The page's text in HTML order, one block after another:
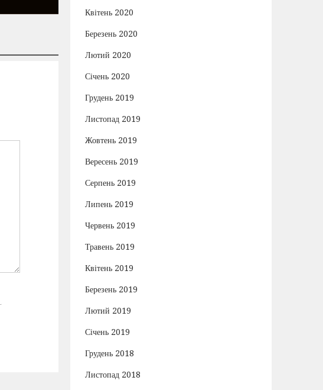
Квітень 2020
Березень 2020
Лютий 2020
Січень 2020
Грудень 2019
Листопад 2019
Жовтень 2019
Вересень 2019
Серпень 2019
Липень 2019
Червень 2019
Травень 2019
Квітень 2019
Березень 2019
Лютий 2019
Січень 2019
Грудень 2018
Листопад 2018